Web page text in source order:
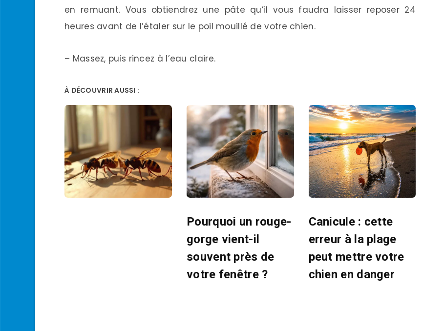
en remuant. Vous obtiendrez une pâte qu’il vous faudra laisser reposer 24
heures avant de l’étaler sur le poil mouillé de votre chien.
– Massez, puis rincez à l’eau claire.
À DÉCOUVRIR AUSSI :
Pourquoi un rouge-
gorge vient-il
souvent près de
votre fenêtre ?
Canicule : cette
erreur à la plage
peut mettre votre
chien en danger